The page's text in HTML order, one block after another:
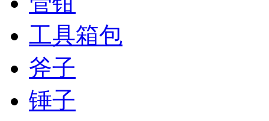
工具箱包
斧子
锤子